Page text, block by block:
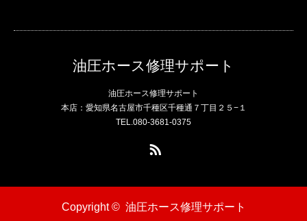
油圧ホース修理サポート
油圧ホース修理サポート
本店：愛知県名古屋市千種区千種通７丁目２５−１
TEL.080-3681-0375
Copyright © 油圧ホース修理サポート